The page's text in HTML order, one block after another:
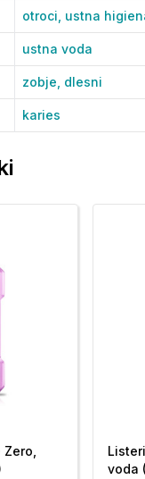
otroci, ustna
ustna voda
zobje, dlesni
karies
voda